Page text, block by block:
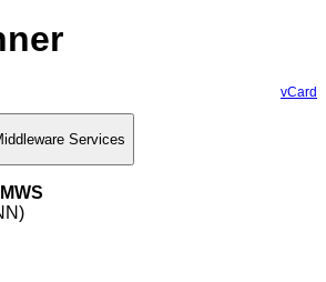
vCard
Services